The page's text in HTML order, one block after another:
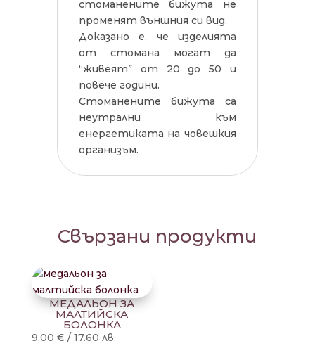
стоманените бижута не
променят външния си вид.
Доказано е, че изделията
от стомана могат да
“живеят” от 20 до 50 и
повече години.
Стоманените бижута са
неутрални към
енергетиката на човешкия
организъм.
Свързани продукти
МЕДАЛЬОН ЗА
МАЛТИЙСКА
БОЛОНКА
9.00 € / 17.60 лв.